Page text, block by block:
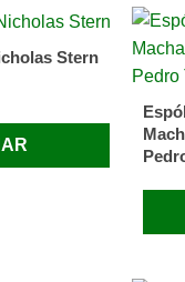
Stern